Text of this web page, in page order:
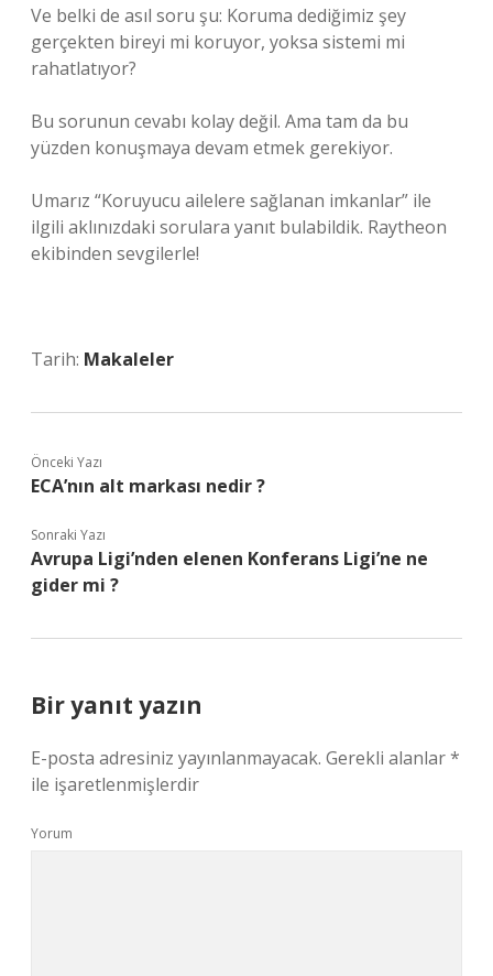
Ve belki de asıl soru şu: Koruma dediğimiz şey
gerçekten bireyi mi koruyor, yoksa sistemi mi
rahatlatıyor?
Bu sorunun cevabı kolay değil. Ama tam da bu
yüzden konuşmaya devam etmek gerekiyor.
Umarız “Koruyucu ailelere sağlanan imkanlar” ile
ilgili aklınızdaki sorulara yanıt bulabildik. Raytheon
ekibinden sevgilerle!
Tarih: Makaleler
Önceki Yazı
ECA’nın alt markası nedir ?
Sonraki Yazı
Avrupa Ligi’nden elenen Konferans Ligi’ne ne
gider mi ?
Bir yanıt yazın
E-posta adresiniz yayınlanmayacak. Gerekli alanlar*
ile işaretlenmişlerdir
Yorum